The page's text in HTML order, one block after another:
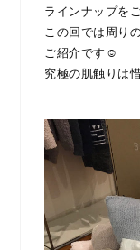
ラインナップを
この回では周り
ご紹介です☺︎
究極の肌触りは